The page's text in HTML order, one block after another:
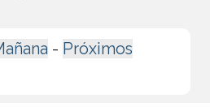
- Próximos